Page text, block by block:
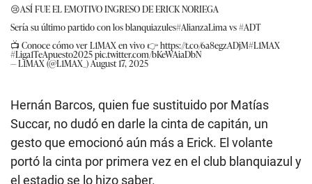
😢ASÍ FUE EL EMOTIVO INGRESO DE ERICK NORIEGA
Sería su último partido con los blanquiazules#AlianzaLima vs#ADT
📺 Conoce cómo ver L1MAX en vivo 👉https://t.co/6a8egzADjM#L1MAX
#Liga1TeApuesto2025pic.twitter.com/bKeWAiaDbN
— L1MAX (@L1MAX_)August 17, 2025
Hernán Barcos, quien fue sustituido por Matías
Succar, no dudó en darle la cinta de capitán, un
gesto que emocionó aún más a Erick. El volante
portó la cinta por primera vez en el club blanquiazul y
el estadio se lo hizo saber.